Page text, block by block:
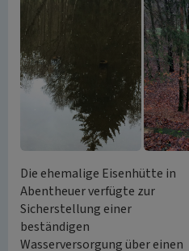
Die ehemalige Eisenhütte in
Abentheuer verfügte zur
Sicherstellung einer
beständigen
Wasserversorgung über einen